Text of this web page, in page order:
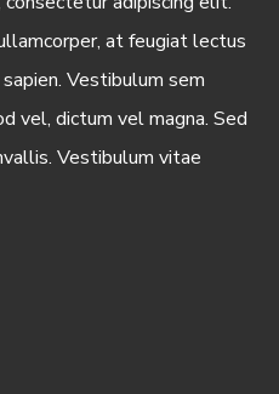
at feugiat lectus
Vestibulum sem
vel, dictum vel magna. Sed
Vestibulum vitae